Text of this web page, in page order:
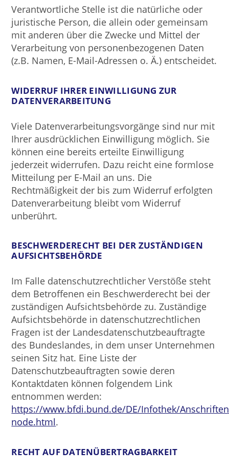
Verantwortliche Stelle ist die natürliche oder
juristische Person, die allein oder gemeinsam
mit anderen über die Zwecke und Mittel der
Verarbeitung von personenbezogenen Daten
(z.B. Namen, E-Mail-Adressen o. Ä.) entscheidet.
WIDERRUF IHRER EINWILLIGUNG ZUR
DATENVERARBEITUNG
Viele Datenverarbeitungsvorgänge sind nur mit
Ihrer ausdrücklichen Einwilligung möglich. Sie
können eine bereits erteilte Einwilligung
jederzeit widerrufen. Dazu reicht eine formlose
Mitteilung per E-Mail an uns. Die
Rechtmäßigkeit der bis zum Widerruf erfolgten
Datenverarbeitung bleibt vom Widerruf
unberührt.
BESCHWERDERECHT BEI DER ZUSTÄNDIGEN
AUFSICHTSBEHÖRDE
Im Falle datenschutzrechtlicher Verstöße steht
dem Betroffenen ein Beschwerderecht bei der
zuständigen Aufsichtsbehörde zu. Zuständige
Aufsichtsbehörde in datenschutzrechtlichen
Fragen ist der Landesdatenschutzbeauftragte
des Bundeslandes, in dem unser Unternehmen
seinen Sitz hat. Eine Liste der
Datenschutzbeauftragten sowie deren
Kontaktdaten können folgendem Link
entnommen werden:
https://www.bfdi.bund.de/DE/Infothek/
node.html.
RECHT AUF DATENÜBERTRAGBARKEIT